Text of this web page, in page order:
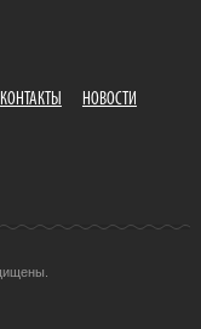
КОНТАКТЫ НОВОСТИ